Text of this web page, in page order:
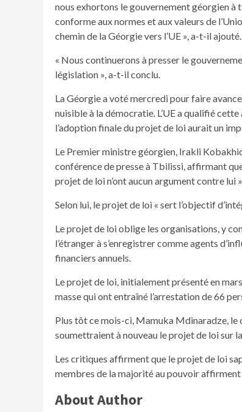
nous exhortons le gouvernement géorgien à
conforme aux normes et aux valeurs de
chemin de la Géorgie vers l’UE », a-t-il ajouté.
« Nous continuerons à presser le
législation », a-t-il conclu.
La Géorgie a voté mercredi pour faire
nuisible à la démocratie. L’UE a qualifié
l’adoption finale du projet de loi aurait un
Le Premier ministre géorgien, Irakli
conférence de presse à Tbilissi, affirmant
projet de loi n’ont aucun argument contre lui
Selon lui, le projet de loi « sert l’objectif
Le projet de loi oblige les organisations, y
l’étranger à s’enregistrer comme agents
financiers annuels.
Le projet de loi, initialement présenté en
masse qui ont entraîné l’arrestation de 66
Plus tôt ce mois-ci, Mamuka Mdinaradze, le
soumettraient à nouveau le projet de loi sur
Les critiques affirment que le projet de loi
membres de la majorité au pouvoir
About Author